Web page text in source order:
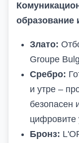
образование
Злато:
Groupe
Сребро:
и утре –
безопасен
цифровите
Бронз: